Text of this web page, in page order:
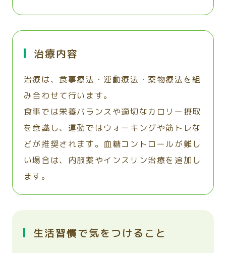
治療内容
治療は、食事療法・運動療法・薬物療法を組
み合わせて行います。
食事では栄養バランスや適切なカロリー摂取
を意識し、運動ではウォーキングや筋トレな
どが推奨されます。血糖コントロールが難し
い場合は、内服薬やインスリン治療を追加し
ます。
生活習慣で気をつけること